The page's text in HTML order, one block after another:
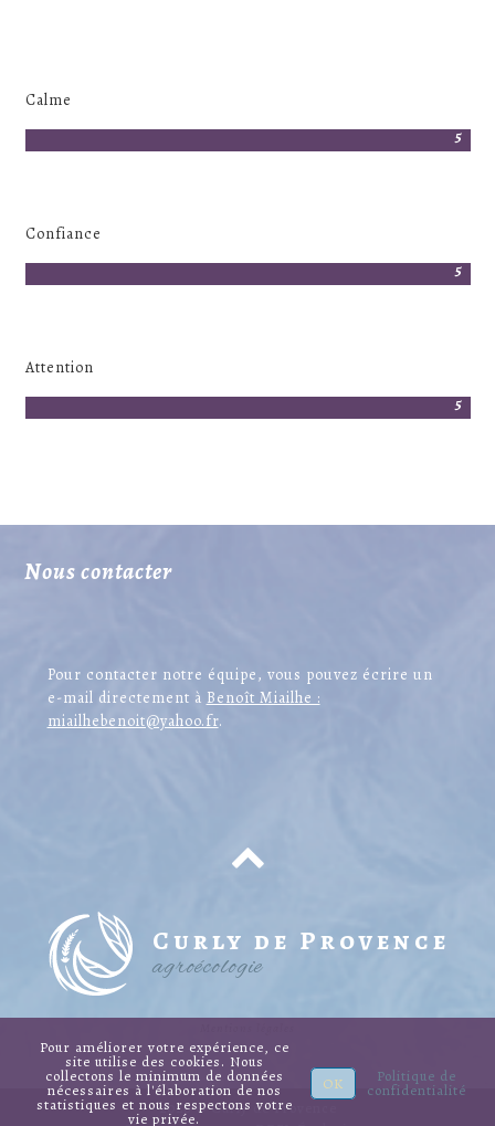
Calme
Confiance
Attention
Nous contacter
Pour contacter notre équipe, vous pouvez écrire un
e-mail directement à Benoît Miailhe :
miailhebenoit@yahoo.fr.
Curly de Provence
agroécologie
2026 © Curly de Provence
Pour améliorer votre expérience, ce
site utilise des cookies. Nous
collectons le minimum de données
nécessaires à l'élaboration de nos
statistiques et nous respectons votre
vie privée.
OK Politique de
confidentialité